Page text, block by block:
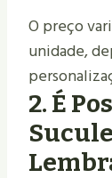
O preço
unidade,
2. É